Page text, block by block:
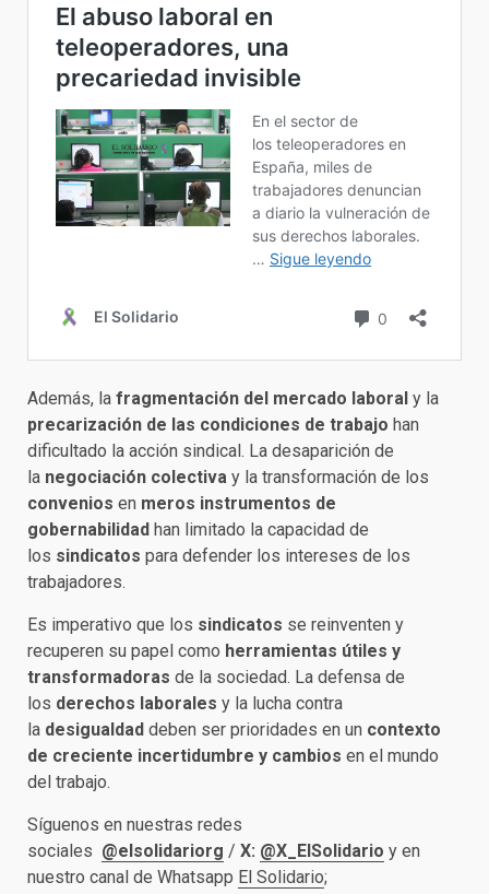
Además, la fragmentación del mercado laboral y la
precarización de las condiciones de trabajo han
dificultado la acción sindical. La desaparición de
la negociación colectiva y la transformación de los
convenios en meros instrumentos de
gobernabilidad han limitado la capacidad de
los sindicatos para defender los intereses de los
trabajadores.
Es imperativo que los sindicatos se reinventen y
recuperen su papel como herramientas útiles y
transformadoras de la sociedad. La defensa de
los derechos laborales y la lucha contra
la desigualdad deben ser prioridades en un contexto
de creciente incertidumbre y cambios en el mundo
del trabajo.​
Síguenos en nuestras redes
sociales @elsolidariorg / X: @X_ElSolidario y en
nuestro canal de Whatsapp El Solidario;